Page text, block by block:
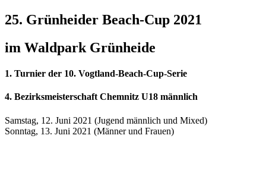
25. Grünheider Beach-Cup 2021
im Waldpark Grünheide
1. Turnier der 10. Vogtland-Beach-Cup-Serie
4. Bezirksmeisterschaft Chemnitz U18 männlich
Samstag, 12. Juni 2021 (Jugend männlich und Mixed)
Sonntag, 13. Juni 2021 (Männer und Frauen)